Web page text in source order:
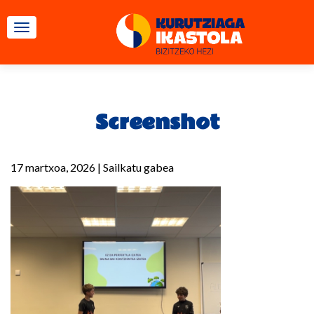
TOGGLE NAVIGATION
Screenshot
17 martxoa, 2026 | Sailkatu gabea